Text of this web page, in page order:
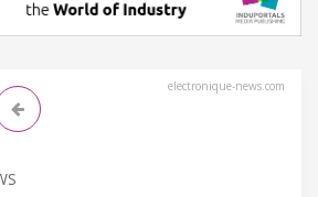
electronique-news.com